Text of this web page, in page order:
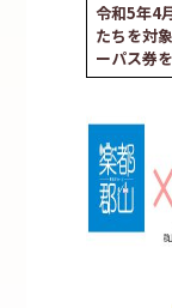
令和5年4
たちを対
ーパス券